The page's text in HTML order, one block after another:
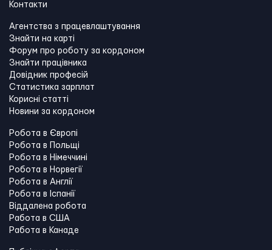
Контакти
Агентства з працевлаштування
Знайти на карті
Форум про роботу за кордоном
Знайти працівника
Довідник професій
Статистика зарплат
Корисні статті
Новини за кордоном
Робота в Європі
Робота в Польщі
Робота в Німеччині
Робота в Норвегії
Робота в Англії
Робота в Іспанії
Віддалена робота
Работа в США
Работа в Канадe